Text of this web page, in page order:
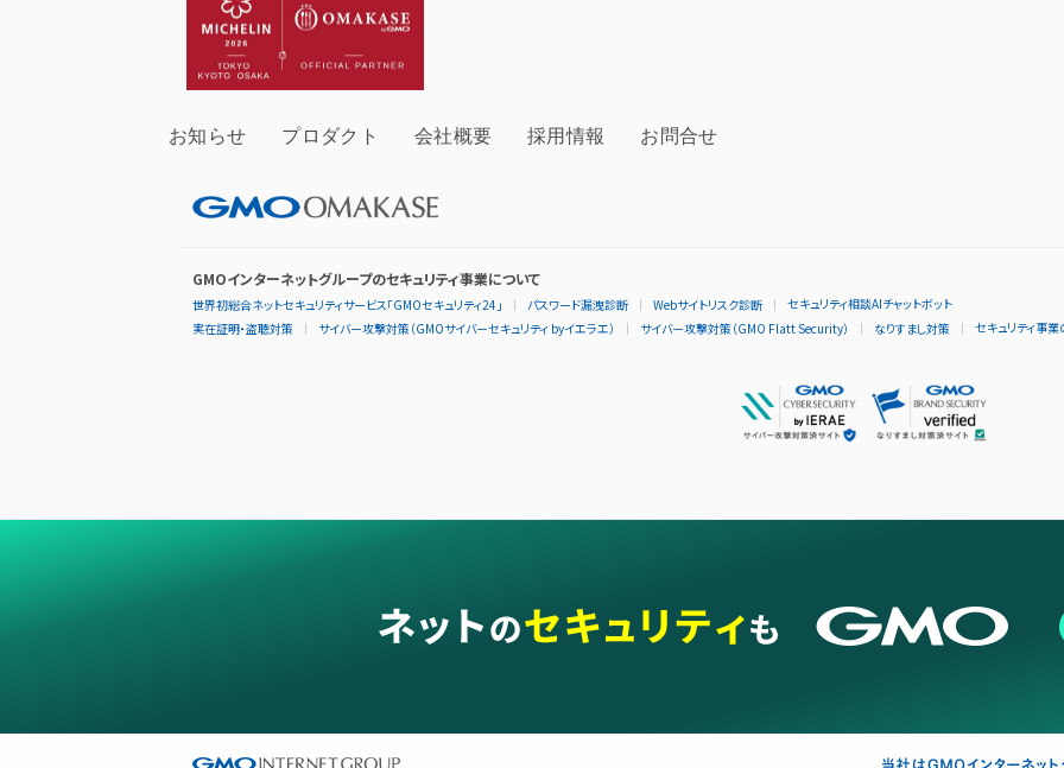
お知らせ プロダクト 会社概要 採用情報 お問合せ
GMOインターネットグループのセキュリティ事業について
世界初総合ネットセキュリティサービス「GMOセキュリティ24」 パスワード漏洩診断 Webサイトリスク診断
セキュリティ相談AIチャットボット
実在証明・盗聴対策
サイバー攻撃対策（GMOサイバーセキュリティ byイエラエ） サイバー攻撃対策（GMO Flatt Security） なりすまし対策 セキュリティ事